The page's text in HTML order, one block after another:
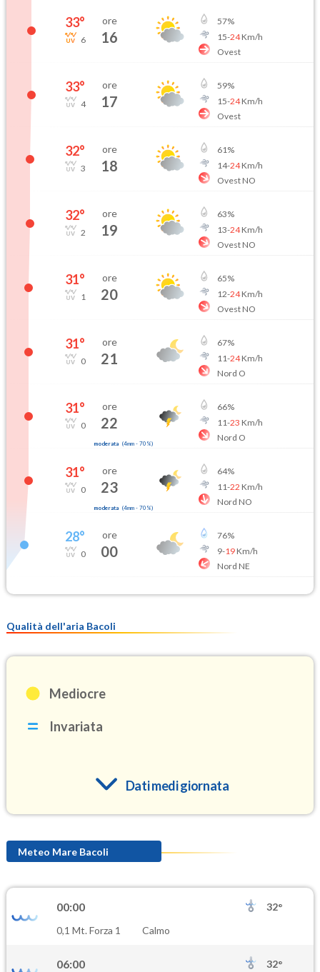
33°
6
ore
16
57%
15-24Km/h
Ovest
33°
4
ore
17
59%
15-24Km/h
Ovest
32°
3
ore
18
61%
14-24Km/h
Ovest NO
32°
2
ore
19
63%
13-24Km/h
Ovest NO
31°
1
ore
20
65%
12-24Km/h
Ovest NO
31°
0
ore
21
67%
11-24Km/h
Nord O
31°
0
ore
22
moderata (4mm- 70 %)
66%
11-23 Km/h
Nord O
31°
0
ore
23
moderata (4mm- 70 %)
64%
11-22 Km/h
Nord NO
28°
0
ore
00
76%
9-19Km/h
Nord NE
Qualità dell'aria Bacoli
Mediocre
Invariata
Dati medi giornata
(Ozono) 111.4
(Diossido di azoto)
Meteo Mare Bacoli
00:00
32°
0,1 Mt. Forza 1
Calmo
06:00
32°